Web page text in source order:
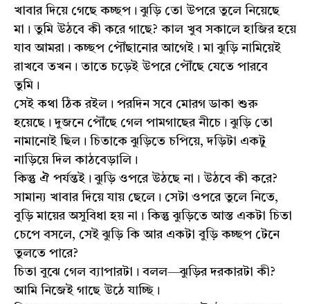
খাবার দিয়ে গেছে কচ্ছপ। ঝুড়ি তো উপরে তুলে নিয়েছে
মা। তুমি উঠবে কী করে গাছে? কাল খুব সকালে হাজির হয়ে
যাব আমরা। কচ্ছপ পৌঁছানোর আগেই। মা ঝুড়ি নামিয়েই
রাখবে তখন। তাতে চড়েই উপরে পৌঁছে যেতে পারবে
তুমি।
সেই কথা ঠিক রইল। পরদিন সবে মোরগ ডাকা শুরু
হয়েছে। দুজনে পৌঁছে গেল পামগাছের নীচে। ঝুড়ি তো
নামানোই ছিল। চিতাকে ঝুড়িতে চপিয়ে, দড়িটা একটু
নাড়িয়ে দিল কাঠবেড়ালি।
কিন্তু ঐ পর্যন্তই। ঝুড়ি ওপরে উঠছে না। উঠবে কী করে?
সামান্য খাবার দিয়ে যায় ছেলে। সেটা ওপরে তুলে নিতে,
বুড়ি মায়ের অসুবিধা হয় না। কিন্তু ঝুড়িতে আস্ত একটা চিতা
চেপে বসলে, সেই ঝুড়ি কি আর একটা বুড়ি কচ্ছপ টেনে
তুলতে পারে?
চিতা বুঝে গেল ব্যাপারটা। বলল—ঝুড়ির দরকারটা কী?
আমি নিজেই গাছে উঠে যাচ্ছি।